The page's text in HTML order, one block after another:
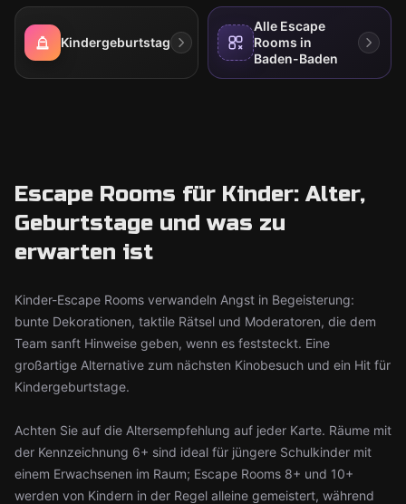
Kindergeburtstag
Alle Escape
Rooms in
Baden-Baden
Escape Rooms für Kinder: Alter,
Geburtstage und was zu
erwarten ist
Kinder-Escape Rooms verwandeln Angst in Begeisterung:
bunte Dekorationen, taktile Rätsel und Moderatoren, die dem
Team sanft Hinweise geben, wenn es feststeckt. Eine
großartige Alternative zum nächsten Kinobesuch und ein Hit für
Kindergeburtstage.
Achten Sie auf die Altersempfehlung auf jeder Karte. Räume mit
der Kennzeichnung 6+ sind ideal für jüngere Schulkinder mit
einem Erwachsenen im Raum; Escape Rooms 8+ und 10+
werden von Kindern in der Regel alleine gemeistert, während